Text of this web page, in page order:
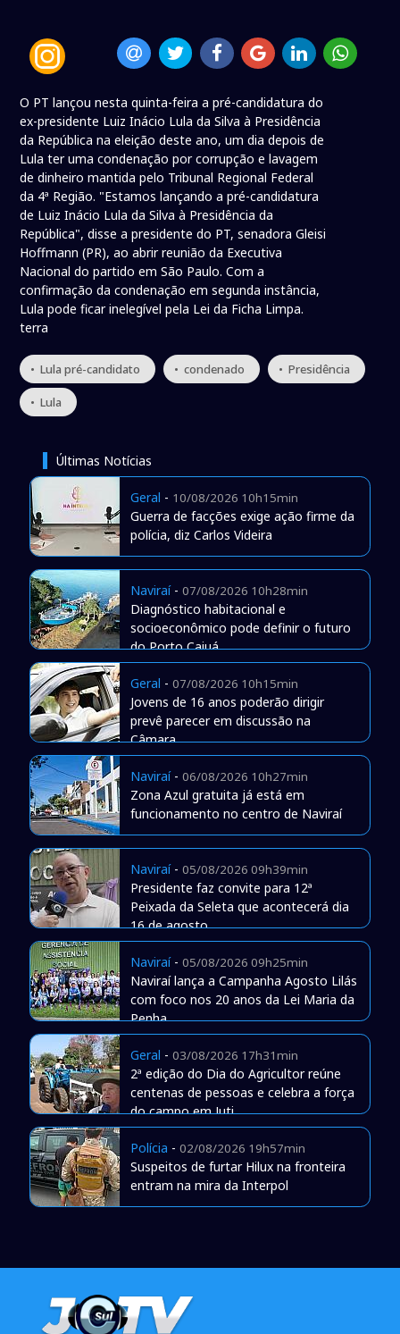
O PT lançou nesta quinta-feira a pré-candidatura do
ex-presidente Luiz Inácio Lula da Silva à Presidência
da República na eleição deste ano, um dia depois de
Lula ter uma condenação por corrupção e lavagem
de dinheiro mantida pelo Tribunal Regional Federal
da 4ª Região. "Estamos lançando a pré-candidatura
de Luiz Inácio Lula da Silva à Presidência da
República", disse a presidente do PT, senadora Gleisi
Hoffmann (PR), ao abrir reunião da Executiva
Nacional do partido em São Paulo. Com a
confirmação da condenação em segunda instância,
Lula pode ficar inelegível pela Lei da Ficha Limpa.
terra
• Lula pré-candidato • condenado • Presidência
• Lula
Últimas Notícias
Geral - 10/08/2026 10h15min
Guerra de facções exige ação firme da
polícia, diz Carlos Videira
Naviraí- 07/08/2026 10h28min
Diagnóstico habitacional e
socioeconômico pode definir o futuro
do Porto Caiuá
Geral - 07/08/2026 10h15min
Jovens de 16 anos poderão dirigir
prevê parecer em discussão na
Câmara
Naviraí- 06/08/2026 10h27min
Zona Azul gratuita já está em
funcionamento no centro de Naviraí
Naviraí- 05/08/2026 09h39min
Presidente faz convite para 12ª
Peixada da Seleta que acontecerá dia
16 de agosto
Naviraí- 05/08/2026 09h25min
Naviraí lança a Campanha Agosto Lilás
com foco nos 20 anos da Lei Maria da
Penha
Geral - 03/08/2026 17h31min
2ª edição do Dia do Agricultor reúne
centenas de pessoas e celebra a força
do campo em Juti
Polícia - 02/08/2026 19h57min
Suspeitos de furtar Hilux na fronteira
entram na mira da Interpol